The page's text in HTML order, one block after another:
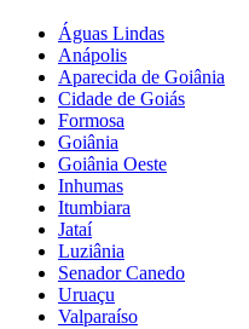
Águas Lindas
Anápolis
Aparecida de Goiânia
Cidade de Goiás
Formosa
Goiânia
Goiânia Oeste
Inhumas
Itumbiara
Jataí
Luziânia
Senador Canedo
Uruaçu
Valparaíso